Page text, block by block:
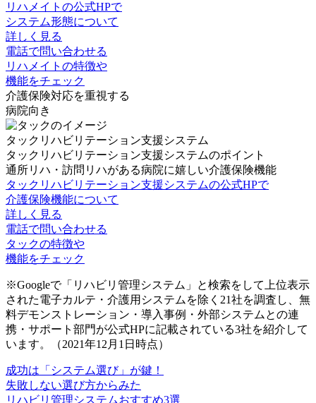
リハメイトの公式HPで
システム形態について
詳しく見る
電話で問い合わせる
リハメイトの特徴や
機能をチェック
介護保険対応を重視する
病院向き
タックリハビリテーション支援システム
タックリハビリテーション支援システムのポイント
通所リハ・訪問リハがある病院に嬉しい介護保険機能
タックリハビリテーション支援システムの公式HPで
介護保険機能について
詳しく見る
電話で問い合わせる
タックの特徴や
機能をチェック
※Googleで「リハビリ管理システム」と検索をして上位表示
された電子カルテ・介護用システムを除く21社を調査し、無
料デモンストレーション・導入事例・外部システムとの連
携・サポート部門が公式HPに記載されている3社を紹介して
います。（2021年12月1日時点）
成功は 「システム選び」 が鍵！
失敗しない選び方からみた
リハビリ管理システムおすすめ3選